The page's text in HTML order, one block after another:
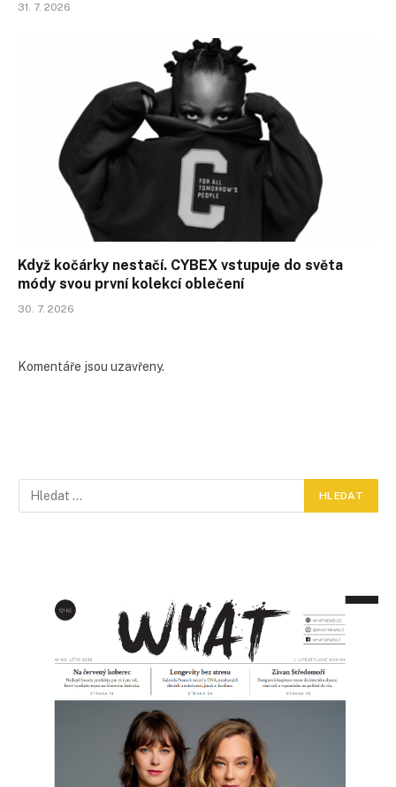
31. 7. 2026
Když kočárky nestačí. CYBEX vstupuje do světa
módy svou první kolekcí oblečení
30. 7. 2026
Komentáře jsou uzavřeny.